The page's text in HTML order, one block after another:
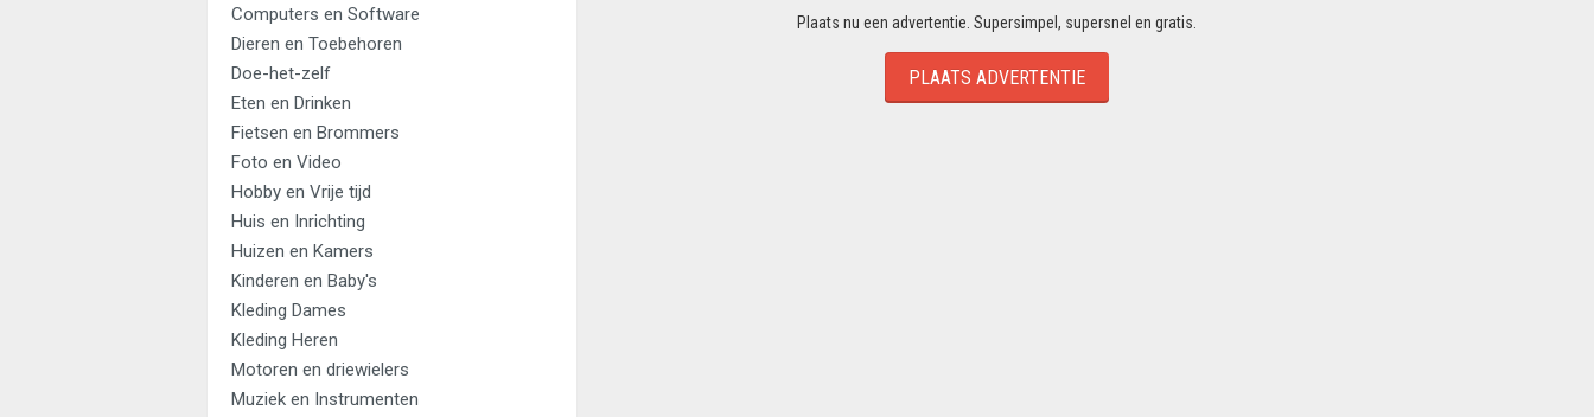
Computers en Software
Dieren en Toebehoren
Doe-het-zelf
Eten en Drinken
Fietsen en Brommers
Foto en Video
Hobby en Vrije tijd
Huis en Inrichting
Huizen en Kamers
Kinderen en Baby's
Kleding Dames
Kleding Heren
Motoren en driewielers
Muziek en Instrumenten
Plaats nu een advertentie. Supersimpel, supersnel en gratis.
PLAATS ADVERTENTIE